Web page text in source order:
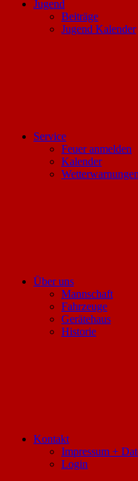
Jugend
Beiträge
Jugend Kalender
Service
Feuer anmelden
Kalender
Über uns
Mannschaft
Fahrzeuge
Gerätehaus
Historie
Kontakt
Impressum +
Login